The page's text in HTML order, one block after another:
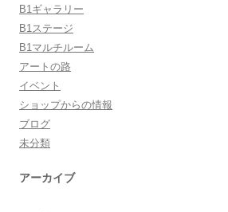
B1ギャラリー
B1ステージ
B1マルチルーム
アートの路
イベント
ショップからの情報
ブログ
未分類
アーカイブ